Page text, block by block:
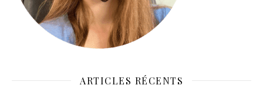
ARTICLES RÉCENTS